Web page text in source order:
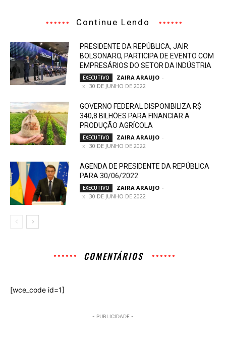
Continue Lendo
PRESIDENTE DA REPÚBLICA, JAIR
BOLSONARO, PARTICIPA DE EVENTO COM
EMPRESÁRIOS DO SETOR DA INDÚSTRIA
EXECUTIVO ZAIRA ARAUJO -
30 DE JUNHO DE 2022
GOVERNO FEDERAL DISPONIBILIZA R$
340,8 BILHÕES PARA FINANCIAR A
PRODUÇÃO AGRÍCOLA
EXECUTIVO ZAIRA ARAUJO -
30 DE JUNHO DE 2022
AGENDA DE PRESIDENTE DA REPÚBLICA
PARA 30/06/2022
EXECUTIVO ZAIRA ARAUJO -
30 DE JUNHO DE 2022
COMENTÁRIOS
[wce_code id=1]
- PUBLICIDADE -